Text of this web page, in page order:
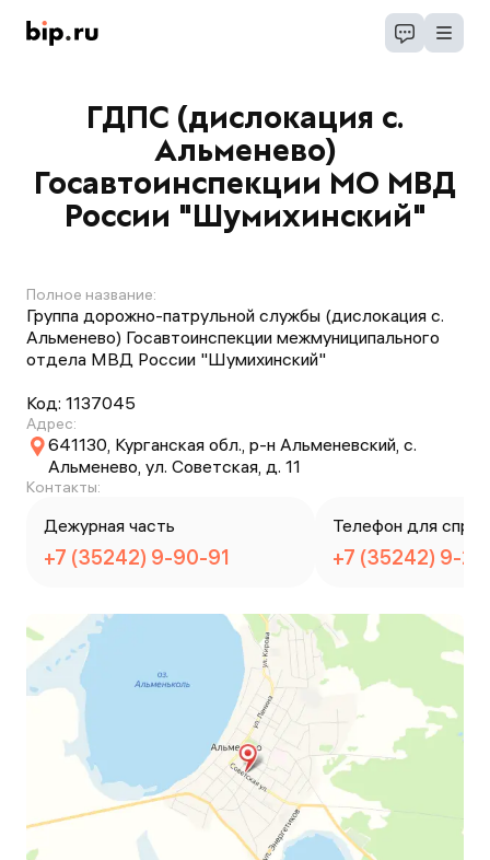
ГДПС (дислокация с.
Альменево)
Госавтоинспекции МО МВД
России "Шумихинский"
Полное название:
Группа дорожно-патрульной службы (дислокация с.
Альменево) Госавтоинспекции межмуниципального
отдела МВД России "Шумихинский"
Код: 1137045
Адрес:
641130, Курганская обл., р-н Альменевский, с.
Альменево, ул. Советская, д. 11
Контакты:
Дежурная часть
+7 (35242) 9-90-91
Телефон для
+7 (35242) 9-